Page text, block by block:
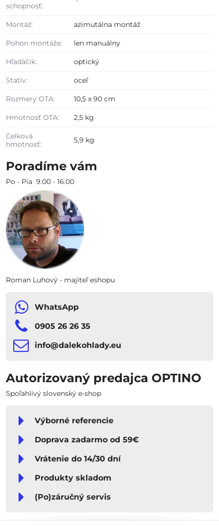
schopnosť:
Montáž: azimutálna montáž
Pohon montáže: len manuálny
Hľadáčik: optický
Statív: oceľ
Rozmery OTA: 10,5 x 90 cm
Hmotnosť OTA: 2,5 kg
Celková
hmotnosť:
5,9 kg
Poradíme vám
Po - Pia 9.00 - 16.00
Roman Luhový - majiteľ eshopu
WhatsApp
0905 26 26 35
info​​@dalekohlady​​.eu
Autorizovaný predajca OPTINO
Spoľahlivý slovenský e-shop
Výborné referencie
Doprava zadarmo od 59€
Vrátenie do 14/30 dní
Produkty skladom
(Po)záručný servis